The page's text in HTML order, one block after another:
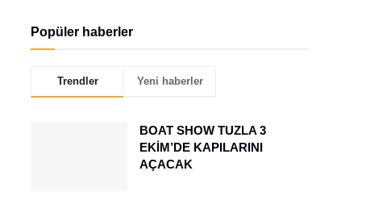
Popüler haberler
Trendler Yeni haberler
BOAT SHOW TUZLA 3
EKİM’DE KAPILARINI
AÇACAK